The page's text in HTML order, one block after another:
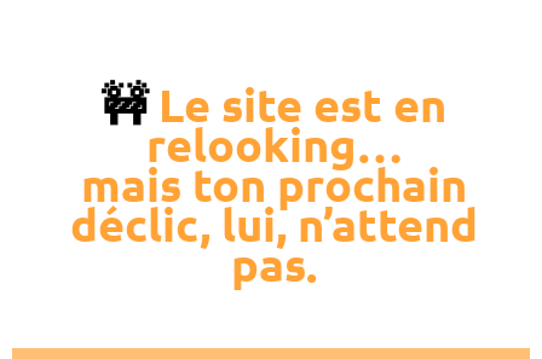
🚧 Le site est en
relooking…
mais ton prochain
déclic, lui, n’attend
pas.